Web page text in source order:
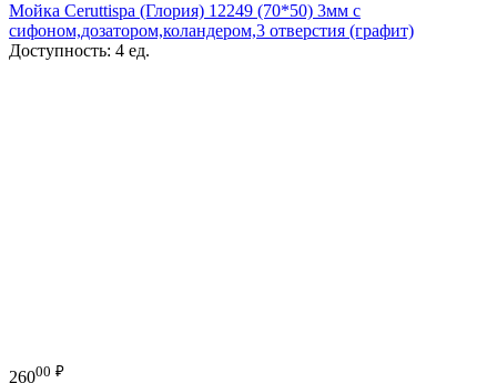
Мойка Ceruttispa (Глория) 12249 (70*50) 3мм с
сифоном,дозатором,коландером,3 отверстия (графит)
Доступность: 4 ед.
26000 ₽